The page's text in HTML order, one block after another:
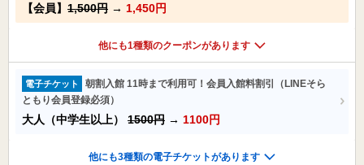
【会員】 1,500円 → 1,450円
他にも1種類のクーポンがあります
電子チケット
朝割入館 11時まで利用可！会員入館料割引（LINEそら
ともり会員登録必須）
大人（中学生以上） 1500円 → 1100円
他にも3種類の電子チケットがあります